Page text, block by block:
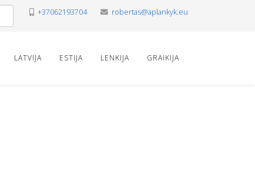
+37062193704 robertas@aplankyk.eu
LATVIJA ESTIJA LENKIJA GRAIKIJA